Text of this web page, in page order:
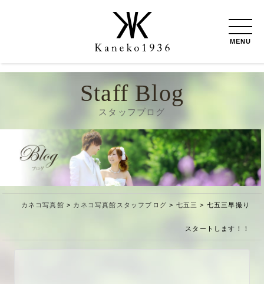
MENU
Staff Blog
スタッフブログ
カネコ写真館 > カネコ写真館スタッフブログ > 七五三 > 七五三早撮り
スタートします！！